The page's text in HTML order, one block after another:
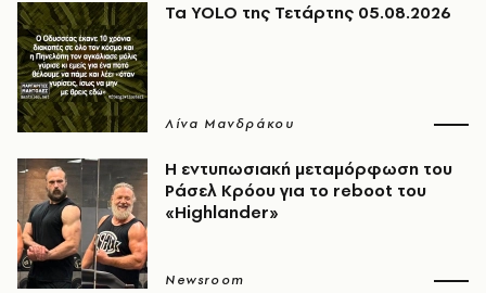
Τα YOLO της Τετάρτης 05.08.2026
Λίνα Μανδράκου
Η εντυπωσιακή μεταμόρφωση του
Ράσελ Κρόου για το reboot του
«Highlander»
Newsroom